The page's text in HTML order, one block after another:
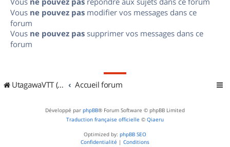
Vous ne pouvez pas modifier vos messages dans ce
forum
Vous ne pouvez pas supprimer vos messages dans ce
forum
UtagawaVTT (Randos VTT et VTTAE avec traces GPS) Accueil forum
Développé par phpBB® Forum Software © phpBB Limited
Traduction française officielle © Qiaeru
Optimized by: phpBB SEO
Confidentialité | Conditions